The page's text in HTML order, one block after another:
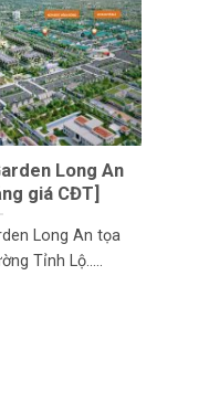
Long An
giá CĐT]
Long An tọa
Tỉnh Lộ.....